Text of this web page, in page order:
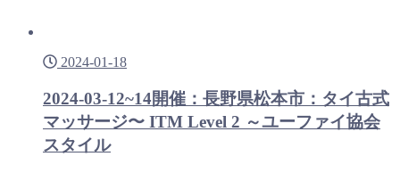
2024-01-18
2024-03-12~14開催：長野県松本市：タイ古式
マッサージ〜 ITM Level 2 ～ユーファイ協会
スタイル